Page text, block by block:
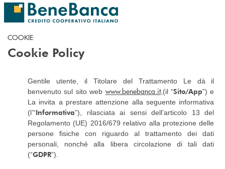
Salta al contenuto principale
COOKIE
Cookie Policy
Gentile utente, il Titolare del Trattamento Le dà il
benvenuto sul sito web www.benebanca.it,(il “Sito/App”) e
La invita a prestare attenzione alla seguente informativa
(l’“Informativa”), rilasciata ai sensi dell’articolo 13 del
Regolamento (UE) 2016/679 relativo alla protezione delle
persone fisiche con riguardo al trattamento dei dati
personali, nonché alla libera circolazione di tali dati
(“GDPR”).